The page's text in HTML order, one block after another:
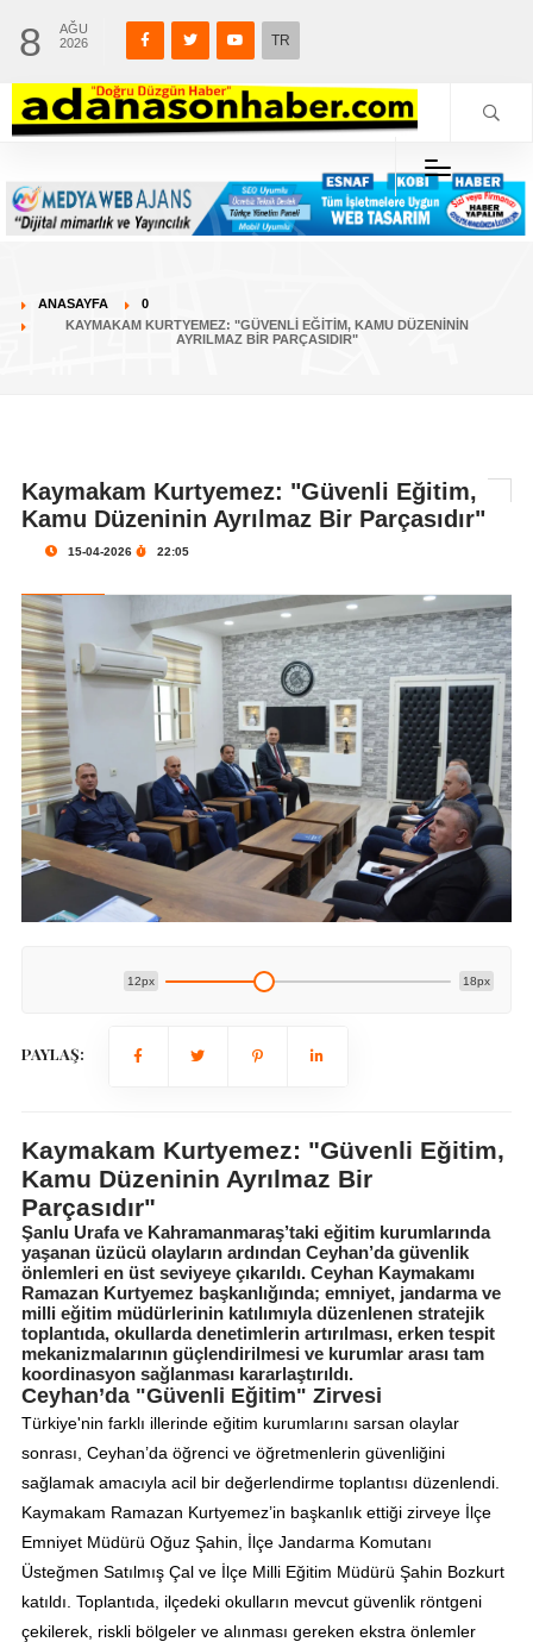
8
AĞU
2026
TR
ANASAYFA
0
KAYMAKAM KURTYEMEZ: "GÜVENLI EĞITIM, KAMU DÜZENININ
AYRILMAZ BIR PARÇASIDIR"
Kaymakam Kurtyemez: "Güvenli Eğitim,
Kamu Düzeninin Ayrılmaz Bir Parçasıdır"
15-04-2026 22:05
12px 18px
PAYLAŞ:
Kaymakam Kurtyemez: "Güvenli Eğitim,
Kamu Düzeninin Ayrılmaz Bir
Parçasıdır"
Şanlu Urafa ve Kahramanmaraş’taki eğitim kurumlarında
yaşanan üzücü olayların ardından Ceyhan’da güvenlik
önlemleri en üst seviyeye çıkarıldı. Ceyhan Kaymakamı
Ramazan Kurtyemez başkanlığında; emniyet, jandarma ve
milli eğitim müdürlerinin katılımıyla düzenlenen stratejik
toplantıda, okullarda denetimlerin artırılması, erken tespit
mekanizmalarının güçlendirilmesi ve kurumlar arası tam
koordinasyon sağlanması kararlaştırıldı.
Ceyhan’da "Güvenli Eğitim" Zirvesi
Türkiye'nin farklı illerinde eğitim kurumlarını sarsan olaylar
sonrası, Ceyhan’da öğrenci ve öğretmenlerin güvenliğini
sağlamak amacıyla acil bir değerlendirme toplantısı düzenlendi.
Kaymakam Ramazan Kurtyemez’in başkanlık ettiği zirveye İlçe
Emniyet Müdürü Oğuz Şahin, İlçe Jandarma Komutanı
Üsteğmen Satılmış Çal ve İlçe Milli Eğitim Müdürü Şahin Bozkurt
katıldı. Toplantıda, ilçedeki okulların mevcut güvenlik röntgeni
çekilerek, riskli bölgeler ve alınması gereken ekstra önlemler